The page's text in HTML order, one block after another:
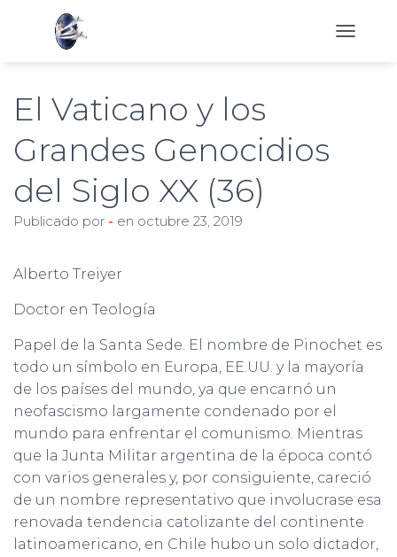
A
C
El Vaticano y los
Grandes Genocidios
del Siglo XX (36)
Publicado por - en octubre 23, 2019
Alberto Treiyer
Doctor en Teología
Papel de la Santa Sede. El nombre de Pinochet es
todo un símbolo en Europa, EE.UU. y la mayoría
de los países del mundo, ya que encarnó un
neofascismo largamente condenado por el
mundo para enfrentar el comunismo. Mientras
que la Junta Militar argentina de la época contó
con varios generales y, por consiguiente, careció
de un nombre representativo que involucrase esa
renovada tendencia catolizante del continente
latinoamericano, en Chile hubo un solo dictador,